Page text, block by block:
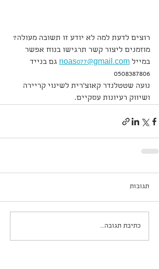
רוצים לדעת למה לא יודע זו תשובה מעולה?
מוזמנים ליצור קשר תרגישו בנוח אפשר
במייל noas077@gmail.com גם בנייד
0508387806
נועה שטטלנדר קאוצ'רית לשינוי קריירה
ושיווק רעיונות עסקיים.
תגובות
כתיבת תגובה...